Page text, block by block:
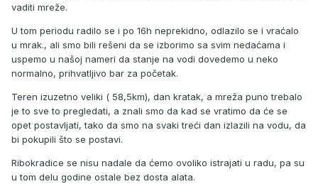
vaditi mreže.
U tom periodu radilo se i po 16h neprekidno, odlazilo se i vraćalo
u mrak., ali smo bili rešeni da se izborimo sa svim nedaćama i
uspemo u našoj nameri da stanje na vodi dovedemo u neko
normalno, prihvatljivo bar za početak.
Teren izuzetno veliki ( 58,5km), dan kratak, a mreža puno trebalo
je to sve to pregledati, a znali smo da kad se vratimo da će se
opet postavljati, tako da smo na svaki treći dan izlazili na vodu, da
bi pokupili što se postavi.
Ribokradice se nisu nadale da ćemo ovoliko istrajati u radu, pa su
u tom delu godine ostale bez dosta alata.